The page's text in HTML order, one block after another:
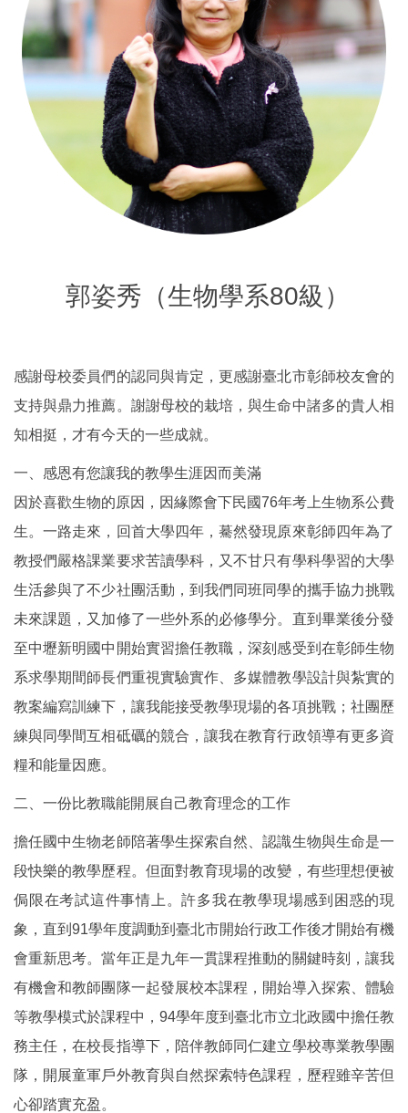
郭姿秀（生物學系80級）
感謝母校委員們的認同與肯定，更感謝臺北市彰師校友會的
支持與鼎力推薦。謝謝母校的栽培，與生命中諸多的貴人相
知相挺，才有今天的一些成就。
一、感恩有您讓我的教學生涯因而美滿
因於喜歡生物的原因，因緣際會下民國76年考上生物系公費
生。一路走來，回首大學四年，驀然發現原來彰師四年為了
教授們嚴格課業要求苦讀學科，又不甘只有學科學習的大學
生活參與了不少社團活動，到我們同班同學的攜手協力挑戰
未來課題，又加修了一些外系的必修學分。直到畢業後分發
至中壢新明國中開始實習擔任教職，深刻感受到在彰師生物
系求學期間師長們重視實驗實作、多媒體教學設計與紮實的
教案編寫訓練下，讓我能接受教學現場的各項挑戰；社團歷
練與同學間互相砥礪的競合，讓我在教育行政領導有更多資
糧和能量因應。
二、一份比教職能開展自己教育理念的工作
擔任國中生物老師陪著學生探索自然、認識生物與生命是一
段快樂的教學歷程。但面對教育現場的改變，有些理想便被
侷限在考試這件事情上。許多我在教學現場感到困惑的現
象，直到91學年度調動到臺北市開始行政工作後才開始有機
會重新思考。當年正是九年一貫課程推動的關鍵時刻，讓我
有機會和教師團隊一起發展校本課程，開始導入探索、體驗
等教學模式於課程中，94學年度到臺北市立北政國中擔任教
務主任，在校長指導下，陪伴教師同仁建立學校專業教學團
隊，開展童軍戶外教育與自然探索特色課程，歷程雖辛苦但
心卻踏實充盈。